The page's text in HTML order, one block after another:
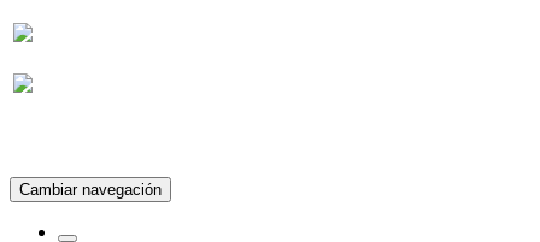
Cambiar navegación